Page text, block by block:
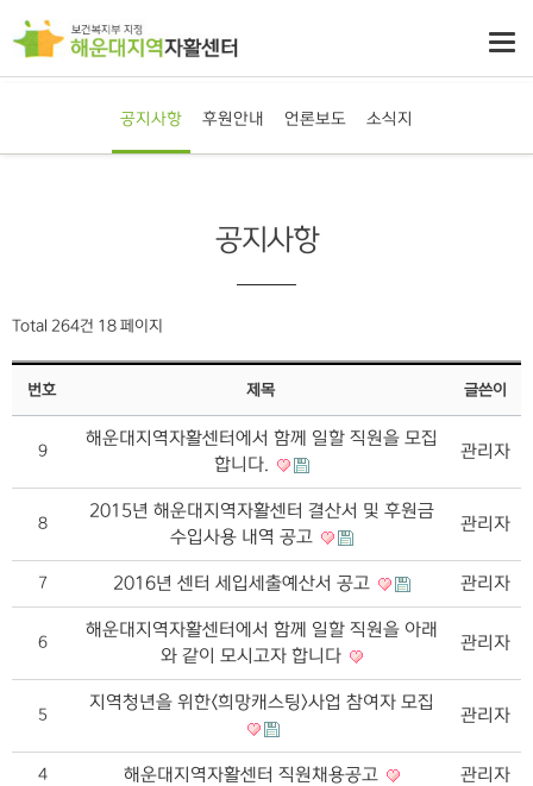
공지사항 후원안내 언론보도 소식지
공지사항
Total 264건 18 페이지
번호 제목 글쓴이
9
해운대지역자활센터에서 함께 일할 직원을 모집
합니다.
관리자
8
2015년 해운대지역자활센터 결산서 및 후원금
수입사용 내역 공고
관리자
7 2016년 센터 세입세출예산서 공고 관리자
6
해운대지역자활센터에서 함께 일할 직원을 아래
와 같이 모시고자 합니다
관리자
5
지역청년을 위한<희망캐스팅>사업 참여자 모집
관리자
4 해운대지역자활센터 직원채용공고 관리자